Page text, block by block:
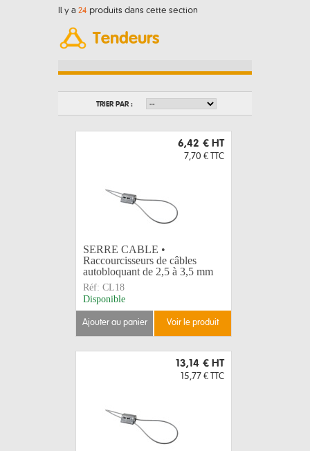
Il y a 24 produits dans cette section
Tendeurs
TRIER PAR :
6,42 € HT
7,70 € TTC
SERRE CABLE •
Raccourcisseurs de câbles
autobloquant de 2,5 à 3,5 mm
Réf: CL18
Disponible
ajouter au panier voir le produit
13,14 € HT
15,77 € TTC